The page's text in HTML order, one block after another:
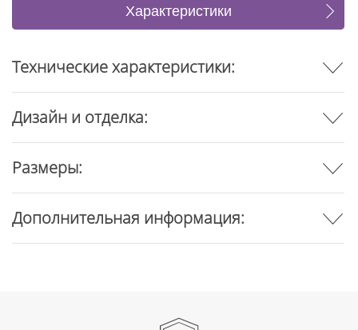
Характеристики
Коллекция (4)
Отзывы
Технические характеристики:
Дизайн и отделка:
Размеры:
Дополнительная информация: